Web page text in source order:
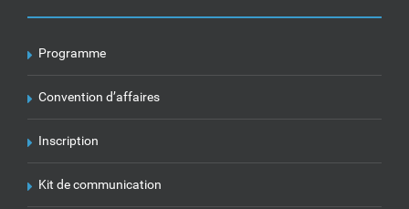
Programme
Convention d’affaires
Inscription
Kit de communication